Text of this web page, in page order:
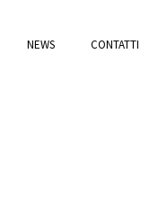
NEWS CONTATTI